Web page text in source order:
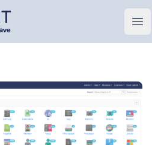
de FirstWave